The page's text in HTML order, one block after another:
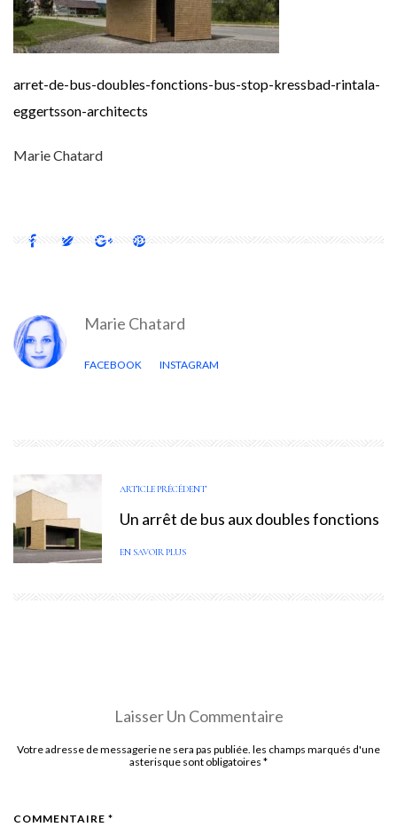
arret-de-bus-doubles-fonctions-bus-stop-kressbad-rintala-
eggertsson-architects
Marie Chatard
Marie Chatard
FACEBOOK INSTAGRAM
ARTICLE PRÉCÉDENT
Un arrêt de bus aux doubles fonctions
EN SAVOIR PLUS
Laisser Un Commentaire
Votre adresse de messagerie ne sera pas publiée. les champs marqués d'une
asterisque sont obligatoires *
COMMENTAIRE *